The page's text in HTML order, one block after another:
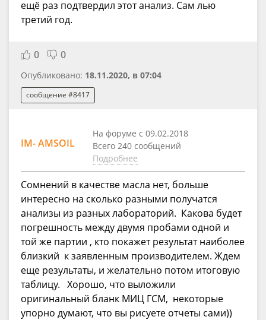
ещё раз подтвердил этот анализ. Сам лью
третий год.
0 0
Опубликовано: 18.11.2020, в 07:04
сообщение #8417
IM- AMSOIL
На форуме с 09.02.2018
Всего 240 сообщений
Подробнее
Сомнений в качестве масла нет, больше
интересно на сколько разными получатся
анализы из разных лабораторий. Какова будет
погрешность между двумя пробами одной и
той же партии , кто покажет результат наиболее
близкий к заявленным производителем. Ждем
еще результаты, и желательно потом итоговую
таблицу. Хорошо, что выложили
оригинальный бланк МИЦ ГСМ, некоторые
упорно думают, что вы рисуете отчеты сами))